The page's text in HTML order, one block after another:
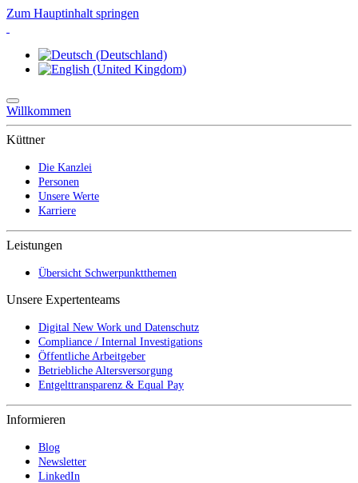
Zum Hauptinhalt springen
Willkommen
Küttner
Die Kanzlei
Personen
Unsere Werte
Karriere
Leistungen
Übersicht Schwerpunktthemen
Unsere Expertenteams
Digital New Work und Datenschutz
Compliance / Internal Investigations
Öffentliche Arbeitgeber
Betriebliche Altersversorgung
Entgelttransparenz & Equal Pay
Informieren
Blog
Newsletter
LinkedIn